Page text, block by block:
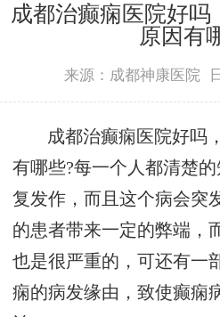
成都治癫痫医院好吗
原因有
来源：成都神康医院
成都治癫痫医院好吗
有哪些?每一个人都清楚
复发作，而且这个病会突
的患者带来一定的弊端，
也是很严重的，可还有一
痫的病发缘由，致使癫痫